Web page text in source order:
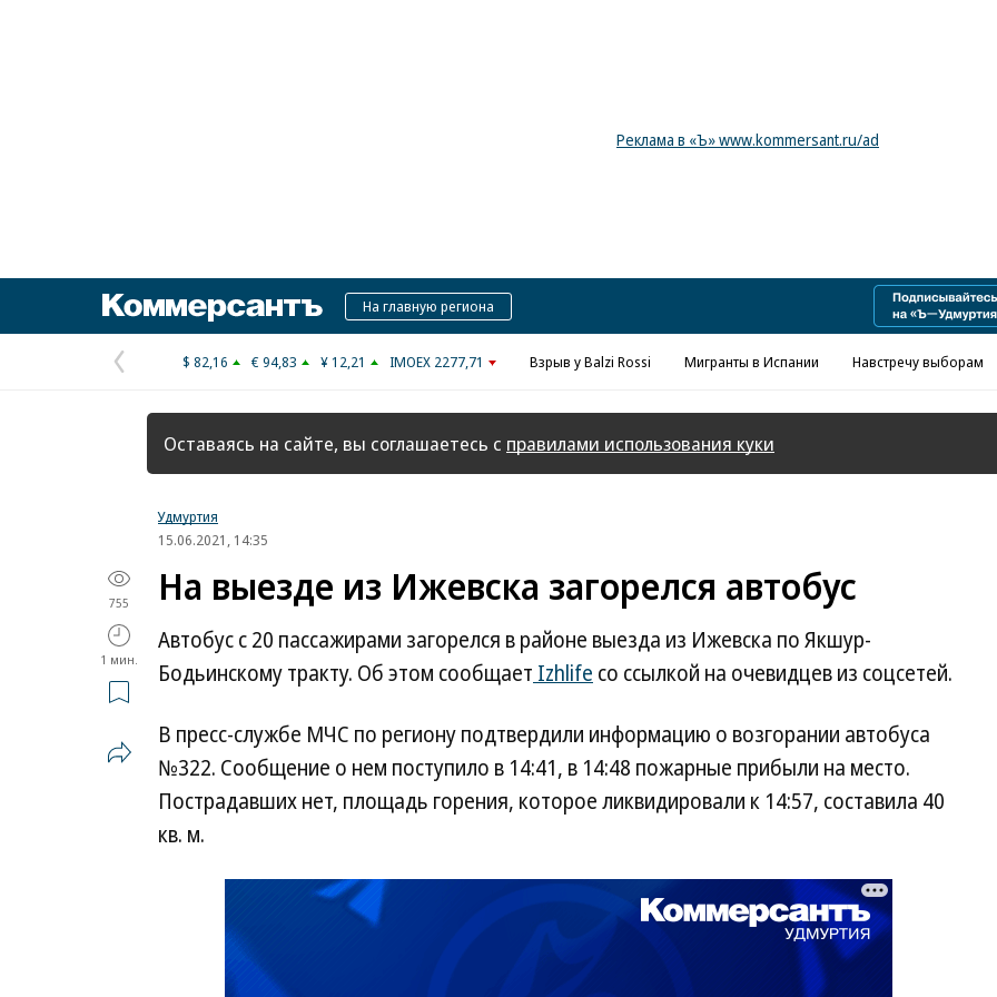
Реклама в «Ъ» www.kommersant.ru/ad
КоммерсантъНа главную региона
Предыдущая
страница
$ 82,16 € 94,83 ¥ 12,21 IMOEX 2277,71 Взрыв у Balzi Rossi Мигранты в Испании Навстречу выборам
Оставаясь на сайте, вы соглашаетесь с правилами использования куки
Удмуртия
15.06.2021, 14:35
755
1 мин.
На выезде из Ижевска загорелся автобус
Автобус с 20 пассажирами загорелся в районе выезда из Ижевска по Якшур-
Бодьинскому тракту. Об этом сообщает Izhlife со ссылкой на очевидцев из соцсетей.
В пресс-службе МЧС по региону подтвердили информацию о возгорании автобуса
№322. Сообщение о нем поступило в 14:41, в 14:48 пожарные прибыли на место.
Пострадавших нет, площадь горения, которое ликвидировали к 14:57, составила 40
кв. м.